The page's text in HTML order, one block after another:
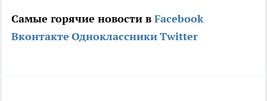
Самые горячие новости в Facebook
Вконтакте ОдноклассникиTwitter